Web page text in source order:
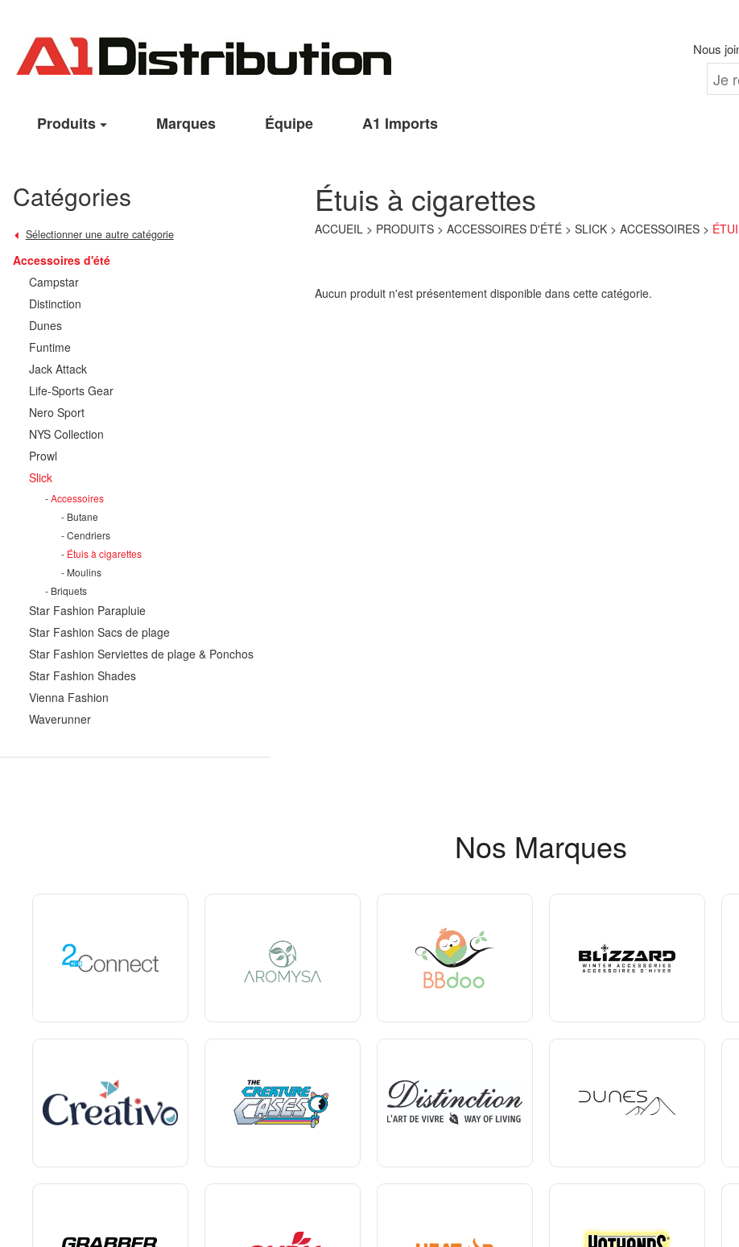
Nous
Produits Marques Équipe A1 Imports
Catégories
Sélectionner une autre catégorie
Accessoires d'été
Campstar
Distinction
Dunes
Funtime
Jack Attack
Life-Sports Gear
Nero Sport
NYS Collection
Prowl
Slick
Accessoires
Butane
Cendriers
Étuis à cigarettes
Moulins
Briquets
Star Fashion Parapluie
Star Fashion Sacs de plage
Star Fashion Serviettes de plage & Ponchos
Star Fashion Shades
Vienna Fashion
Waverunner
Étuis à cigarettes
ACCUEIL PRODUITS ACCESSOIRES D'ÉTÉ SLICK ACCESSOIRES
Aucun produit n'est présentement disponible dans cette catégorie.
Nos Marques